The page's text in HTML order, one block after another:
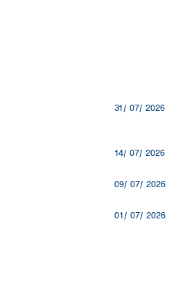
31/ 07/ 2026
14/ 07/ 2026
09/ 07/ 2026
01/ 07/ 2026